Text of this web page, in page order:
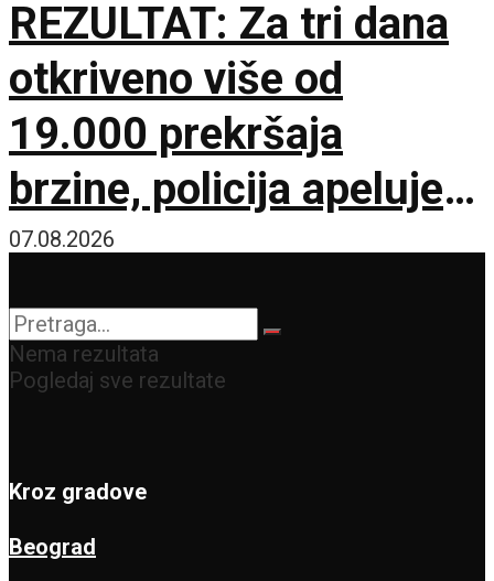
REZULTAT: Za tri dana
otkriveno više od
19.000 prekršaja
brzine, policija apeluje
na vozače pred burni
vikend
07.08.2026
Nema rezultata
Pogledaj sve rezultate
Kroz gradove
Beograd